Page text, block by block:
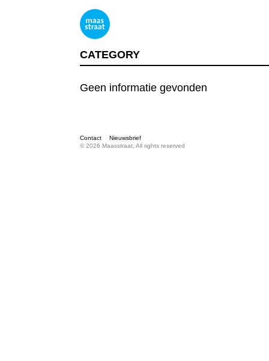
CATEGORY
Geen informatie gevonden
Contact
Nieuwsbrief
© 2026 Maasstraat, All rights reserved